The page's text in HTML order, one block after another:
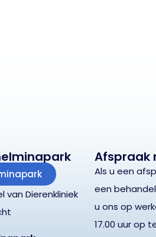
van Dierenkliniek
Afspraak
Als u een
een
u ons op
17.00 uur op